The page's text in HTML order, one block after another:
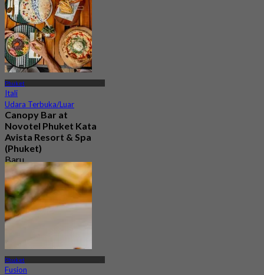
Phuket
Itali
Udara Terbuka/Luar
Canopy Bar at
Novotel Phuket Kata
Avista Resort & Spa
(Phuket)
Baru
4.9
Dari฿ 2,250
Phuket
Fusion